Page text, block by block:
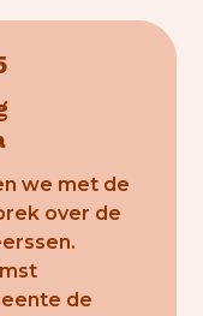
we met de
over de
de